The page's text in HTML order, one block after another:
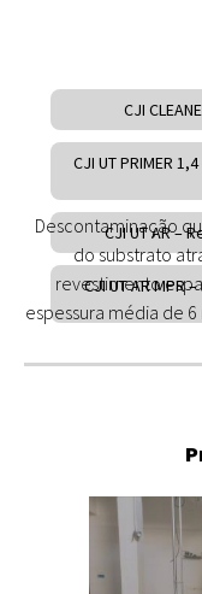
CJI
CJI UT PRIMER
CJI UT AR –
CJI UT AR MPR
Descontaminação
do substrato
revestimento
espessura média de